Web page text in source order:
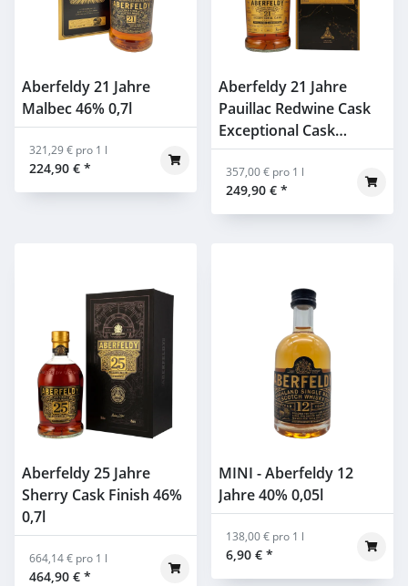
Aberfeldy 21 Jahre
Malbec 46% 0,7l
224,90 € *
321,29 € pro 1 l
Aberfeldy 21 Jahre
Pauillac Redwine Cask
Exceptional Cask
Germany 53,9% 0,7l
249,90 € *
357,00 € pro 1 l
Aberfeldy 25 Jahre
Sherry Cask Finish 46%
0,7l
464,90 € *
664,14 € pro 1 l
MINI - Aberfeldy 12
Jahre 40% 0,05l
6,90 € *
138,00 € pro 1 l